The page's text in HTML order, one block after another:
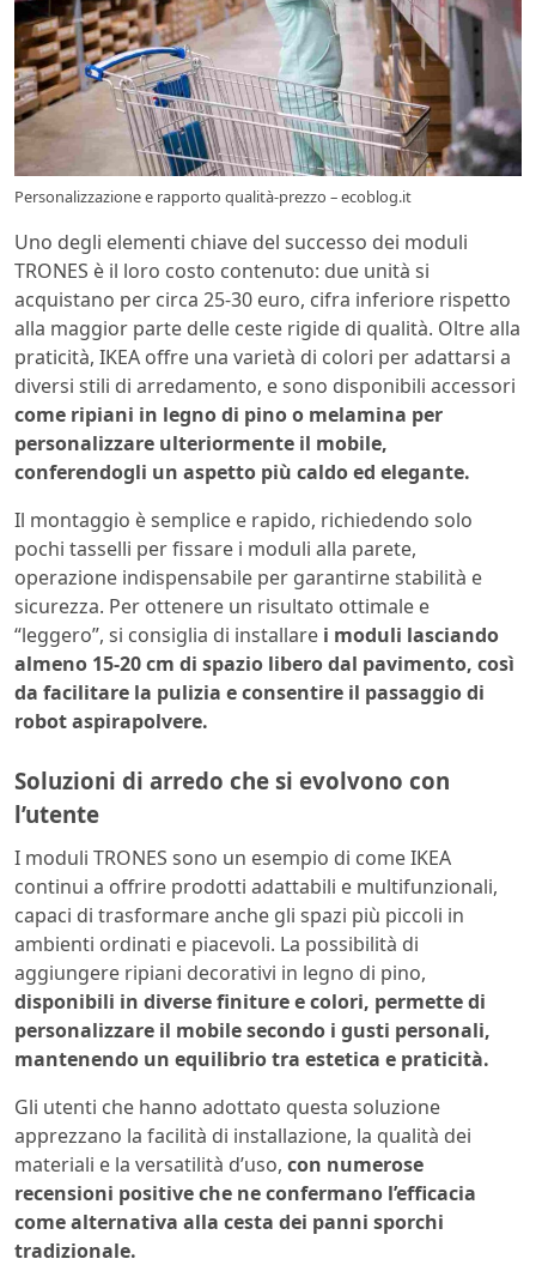
Personalizzazione e rapporto qualità-prezzo – ecoblog.it
Uno degli elementi chiave del successo dei moduli
TRONES è il loro costo contenuto: due unità si
acquistano per circa 25-30 euro, cifra inferiore rispetto
alla maggior parte delle ceste rigide di qualità. Oltre alla
praticità, IKEA offre una varietà di colori per adattarsi a
diversi stili di arredamento, e sono disponibili accessori
come ripiani in legno di pino o melamina per
personalizzare ulteriormente il mobile,
conferendogli un aspetto più caldo ed elegante.
Il montaggio è semplice e rapido, richiedendo solo
pochi tasselli per fissare i moduli alla parete,
operazione indispensabile per garantirne stabilità e
sicurezza. Per ottenere un risultato ottimale e
“leggero”, si consiglia di installare i moduli lasciando
almeno 15-20 cm di spazio libero dal pavimento, così
da facilitare la pulizia e consentire il passaggio di
robot aspirapolvere.
Soluzioni di arredo che si evolvono con
l’utente
I moduli TRONES sono un esempio di come IKEA
continui a offrire prodotti adattabili e multifunzionali,
capaci di trasformare anche gli spazi più piccoli in
ambienti ordinati e piacevoli. La possibilità di
aggiungere ripiani decorativi in legno di pino,
disponibili in diverse finiture e colori, permette di
personalizzare il mobile secondo i gusti personali,
mantenendo un equilibrio tra estetica e praticità.
Gli utenti che hanno adottato questa soluzione
apprezzano la facilità di installazione, la qualità dei
materiali e la versatilità d’uso, con numerose
recensioni positive che ne confermano l’efficacia
come alternativa alla cesta dei panni sporchi
tradizionale.